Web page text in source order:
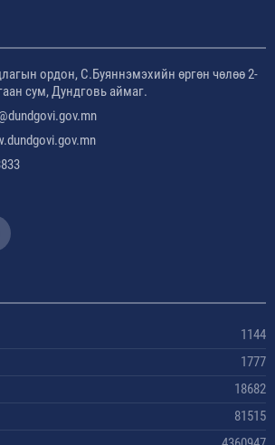
ордон, С.Буяннэмэхийн өргөн чөлөө 2-
сум, Дундговь аймаг.
1144
1777
18682
81515